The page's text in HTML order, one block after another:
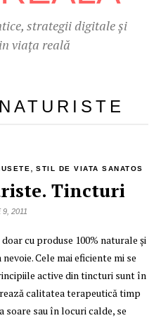
strategii digitale și
viața reală
STIL DE VIATA SANATOS
Tincturi
9, 2011
cu produse 100% naturale şi
Cele mai eficiente mi se
active din tincturi sunt în
calitatea terapeutică timp
sau în locuri calde, se